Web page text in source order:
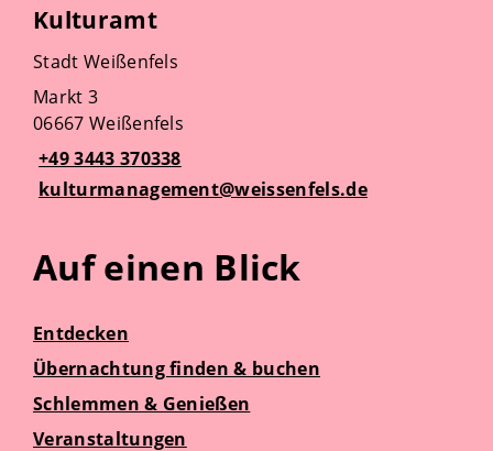
Kulturamt
Stadt Weißenfels
Markt 3
06667 Weißenfels
+49 3443 370338
kulturmanagement@weissenfels.de
Auf einen Blick
Entdecken
Übernachtung finden & buchen
Schlemmen & Genießen
Veranstaltungen